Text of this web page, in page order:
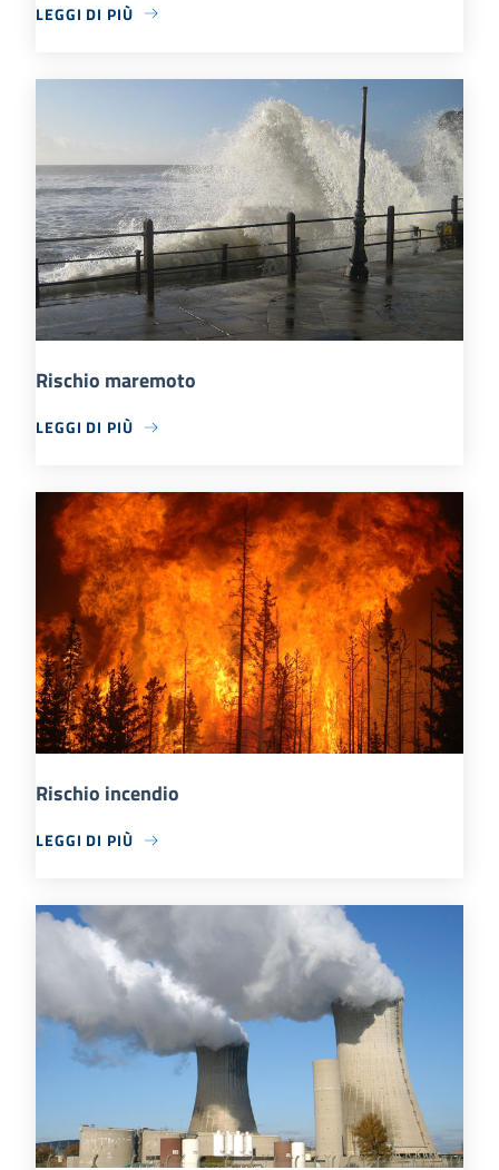
LEGGI DI PIÙ
Rischio maremoto
LEGGI DI PIÙ
Rischio incendio
LEGGI DI PIÙ